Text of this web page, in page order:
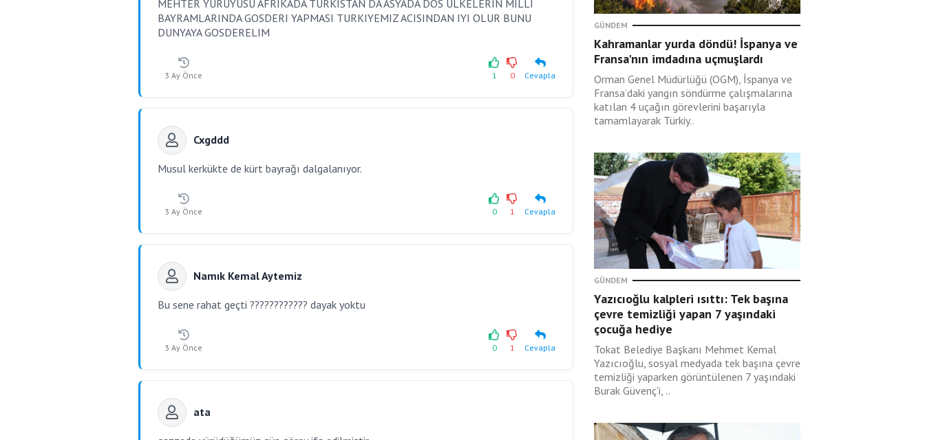
MEHTER YURUYUSU AFRIKADA TURKISTAN DA ASYADA DOS ULKELERIN MILLI
BAYRAMLARINDA GOSDERI YAPMASI TURKIYEMIZ ACISINDAN IYI OLUR BUNU
DUNYAYA GOSDERELIM
3 Ay Önce 1 0 Cevapla
Cxgddd
Musul kerkükte de kürt bayrağı dalgalanıyor.
3 Ay Önce 0 1 Cevapla
Namık Kemal Aytemiz
Bu sene rahat geçti ???????????? dayak yoktu
3 Ay Önce 0 1 Cevapla
ata
GÜNDEM
Kahramanlar yurda döndü! İspanya ve
Fransa'nın imdadına uçmuşlardı
Orman Genel Müdürlüğü (OGM), İspanya ve
Fransa’daki yangın söndürme çalışmalarına
katılan 4 uçağın görevlerini başarıyla
tamamlayarak Türkiy..
GÜNDEM
Yazıcıoğlu kalpleri ısıttı: Tek başına
çevre temizliği yapan 7 yaşındaki
çocuğa hediye
Tokat Belediye Başkanı Mehmet Kemal
Yazıcıoğlu, sosyal medyada tek başına çevre
temizliği yaparken görüntülenen 7 yaşındaki
Burak Güvenç'i, ..